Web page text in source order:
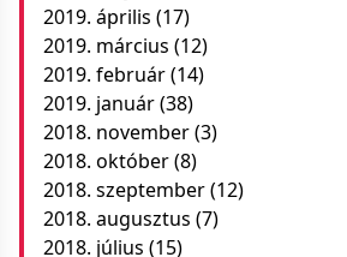
2019. április (17)
2019. március (12)
2019. február(14)
2019. január(38)
2018. november(3)
2018. október(8)
2018. szeptember(12)
2018. augusztus (7)
2018. július (15)